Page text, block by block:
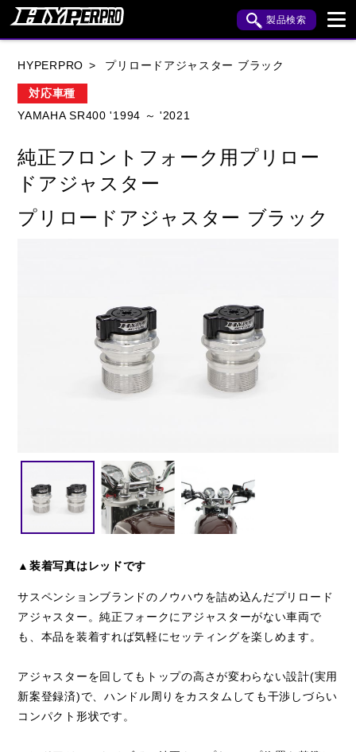
製品検索
KAWASAKI APRILIA
BUELL CAGIVA DUCATI
MV AGUSTA ROYAL ENFIELD
HYPERPRO プリロードアジャスター ブラック
対応車種
YAMAHA SR400 '1994 ～ '2021
純正フロントフォーク用プリロー
ドアジャスター
プリロードアジャスター ブラック
▲装着写真はレッドです
サスペンションブランドのノウハウを詰め込んだプリロード
アジャスター。純正フォークにアジャスターがない車両で
も、本品を装着すれば気軽にセッティングを楽しめます。
アジャスターを回してもトップの高さが変わらない設計(実用
新案登録済)で、ハンドル周りをカスタムしても干渉しづらい
コンパクト形状です。